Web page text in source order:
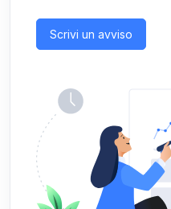
Scrivi un avviso